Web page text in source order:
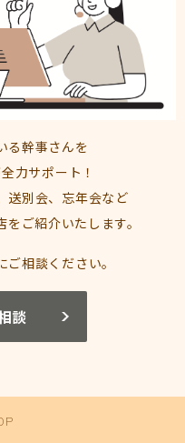
る幹事さんを
力サポート！
送別会、忘年会​など
ご紹介いたします。
相談ください。
談